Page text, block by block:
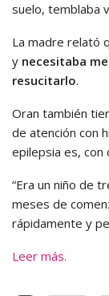
suelo, temblaba
La madre relató
y necesitaba
resucitarlo.
Oran también
de atención con
epilepsia es, con
“Era un niño de
meses de
rápidamente y
Leer más.